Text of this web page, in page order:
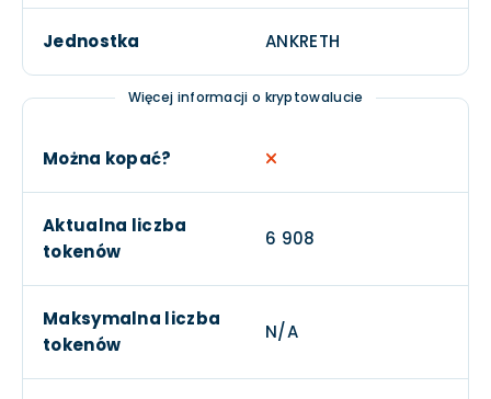
Jednostka ANKRETH
Więcej informacji o kryptowalucie
Można kopać?
Aktualna liczba
tokenów
6 908
Maksymalna liczba
tokenów
N/A